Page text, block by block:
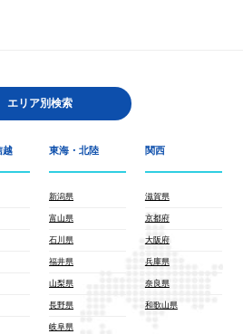
エリア別検索
越 東海・北陸
新潟県
富山県
石川県
福井県
山梨県
長野県
岐阜県
関西
滋賀県
京都府
大阪府
兵庫県
奈良県
和歌山県